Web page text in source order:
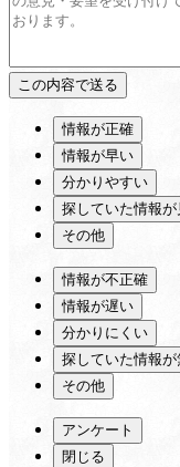
情報が正確
情報が早い
分かりやすい
探していた情報が
その他
情報が不正確
情報が遅い
分かりにくい
探していた情報が
その他
アンケート
閉じる